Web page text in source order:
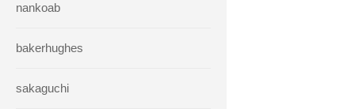
nankoab
bakerhughes
sakaguchi